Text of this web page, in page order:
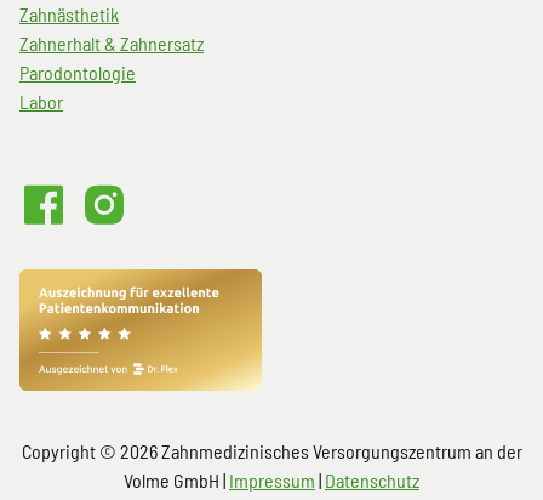
überspringen
Zahnästhetik
Zahnerhalt & Zahnersatz
Parodontologie
Labor
Volme101
bei
Copyright © 2026 Zahnmedizinisches Versorgungszentrum an der
Volme GmbH | Impressum | Datenschutz